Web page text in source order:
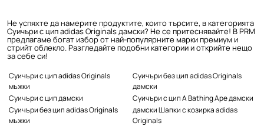
Не успяхте да намерите продуктите, които търсите, в категорията
Суичъри с цип adidas Originals дамски? Не се притеснявайте! В PRM
предлагаме богат избор от най-популярните марки премиум и
стрийт облекло. Разгледайте подобни категории и открийте нещо
за себе си!
Суичъри с цип adidas Originals
мъжки
Суичъри без цип adidas Originals
дамски
Суичъри с цип дамски
Суичъри с цип A Bathing Ape дамски
Суичъри без цип adidas Originals
мъжки
дамски Шапки с козирка adidas
Originals